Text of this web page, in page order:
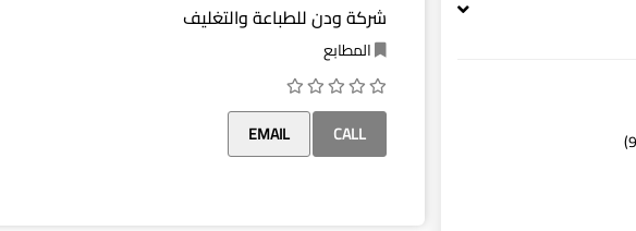
شركة ودن للطباعة والتغليف
المطابع
CALL
EMAIL